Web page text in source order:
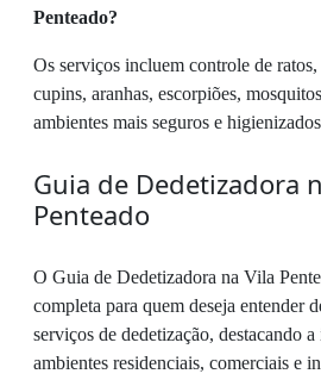
Penteado?
Os serviços incluem controle de
cupins, aranhas, escorpiões,
ambientes mais seguros e
Guia de Dedetizadora
Penteado
O Guia de Dedetizadora na Vila
completa para quem deseja entender
serviços de dedetização, destacando
ambientes residenciais, comerciais e